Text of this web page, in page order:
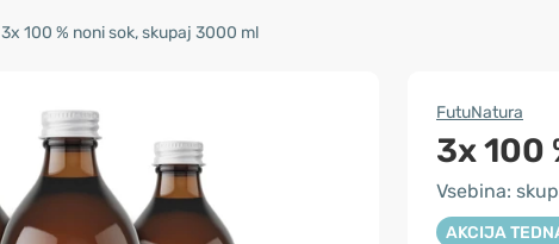
3x 100 % noni sok, skupaj 3000 ml
FutuNatura
3x 100
Vsebina:
AKCIJA